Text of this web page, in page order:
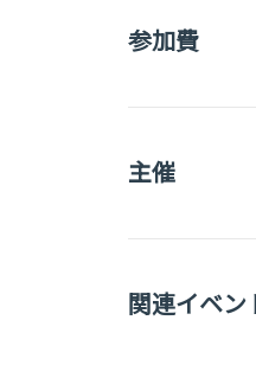
参加費
主催
関連イベン